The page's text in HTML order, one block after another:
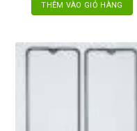
THÊM VÀO GIỎ HÀNG